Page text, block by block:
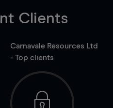
Clients
Carnavale Resources Ltd
- Top clients